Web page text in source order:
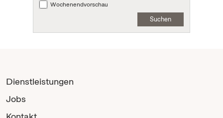
Wochenendvorschau
Suchen
Dienstleistungen
Jobs